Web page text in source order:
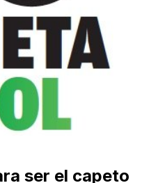
ser el capeto